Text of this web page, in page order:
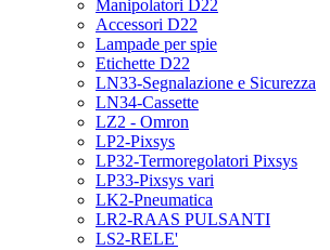
Manipolatori D22
Accessori D22
Lampade per spie
Etichette D22
LN33-Segnalazione e Sicurezza
LN34-Cassette
LZ2 - Omron
LP2-Pixsys
LP32-Termoregolatori Pixsys
LP33-Pixsys vari
LK2-Pneumatica
LR2-RAAS PULSANTI
LS2-RELE'